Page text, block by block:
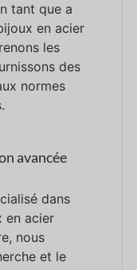
tant que a
en acier
les
des
normes
avancée
dans
en acier
nous
et le